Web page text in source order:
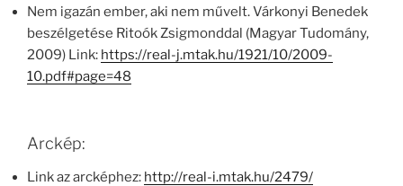
Nem igazán ember, aki nem művelt. Várkonyi Benedek
beszélgetése Ritoók Zsigmonddal (Magyar Tudomány,
2009) Link: https://real-j.mtak.hu/1921/10/2009-
10.pdf#page=48
Arckép:
Link az arcképhez: http://real-i.mtak.hu/2479/